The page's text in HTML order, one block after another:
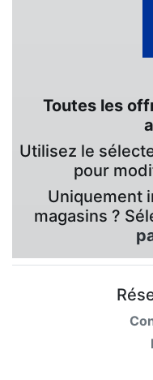
Toutes les
Utilisez le
pour
Uniquement
magasins ?